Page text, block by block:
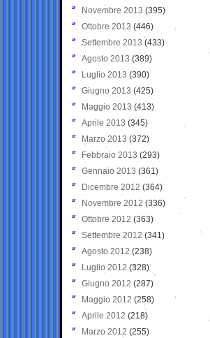
Novembre 2013 (395)
Ottobre 2013 (446)
Settembre 2013 (433)
Agosto 2013 (389)
Luglio 2013 (390)
Giugno 2013 (425)
Maggio 2013 (413)
Aprile 2013 (345)
Marzo 2013 (372)
Febbraio 2013 (293)
Gennaio 2013 (361)
Dicembre 2012 (364)
Novembre 2012 (336)
Ottobre 2012 (363)
Settembre 2012 (341)
Agosto 2012 (238)
Luglio 2012 (328)
Giugno 2012 (287)
Maggio 2012 (258)
Aprile 2012 (218)
Marzo 2012 (255)